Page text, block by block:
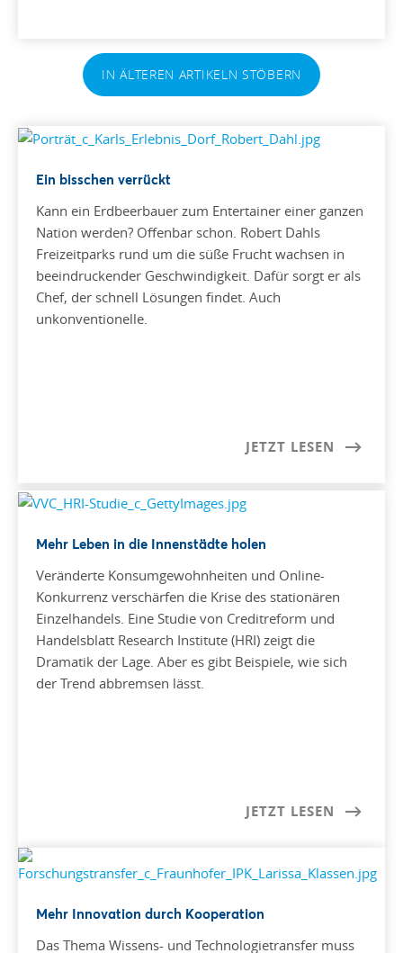
IN ÄLTEREN ARTIKELN STÖBERN
Ein bisschen verrückt
Kann ein Erdbeerbauer zum Entertainer einer ganzen
Nation werden? Offenbar schon. Robert Dahls
Freizeitparks rund um die süße Frucht wachsen in
beeindruckender Geschwindigkeit. Dafür sorgt er als
Chef, der schnell Lösungen findet. Auch
unkonventionelle.
JETZT LESEN
Mehr Leben in die Innenstädte holen
Veränderte Konsumgewohnheiten und Online-
Konkurrenz verschärfen die Krise des stationären
Einzelhandels. Eine Studie von Creditreform und
Handelsblatt Research Institute (HRI) zeigt die
Dramatik der Lage. Aber es gibt Beispiele, wie sich
der Trend abbremsen lässt.
JETZT LESEN
Mehr Innovation durch Kooperation
Das Thema Wissens- und Technologietransfer muss